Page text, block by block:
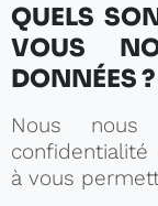
QUELS
VOUS
DONNÉES ?
Nous nous
à vous